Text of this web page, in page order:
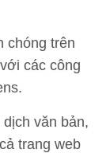
chóng trên
các công
dịch văn bản,
trang web